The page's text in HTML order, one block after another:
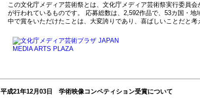
この文化庁メディア芸術祭とは、文化庁メディア芸術祭実行委員
が行われているものです。 応募総数は、2,592作品で、53カ国・
中で賞をいただけたことは、大変誇りであり、喜ばしいことだと考
平成21年12月03日 学術映像コンペティション受賞について